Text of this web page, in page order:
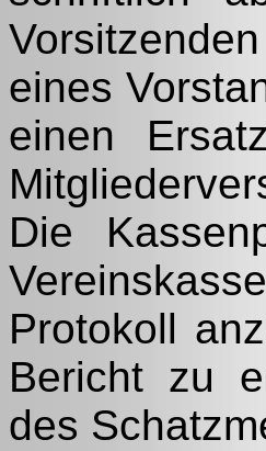
eines
einen
Die
Protokoll
Bericht zu
des